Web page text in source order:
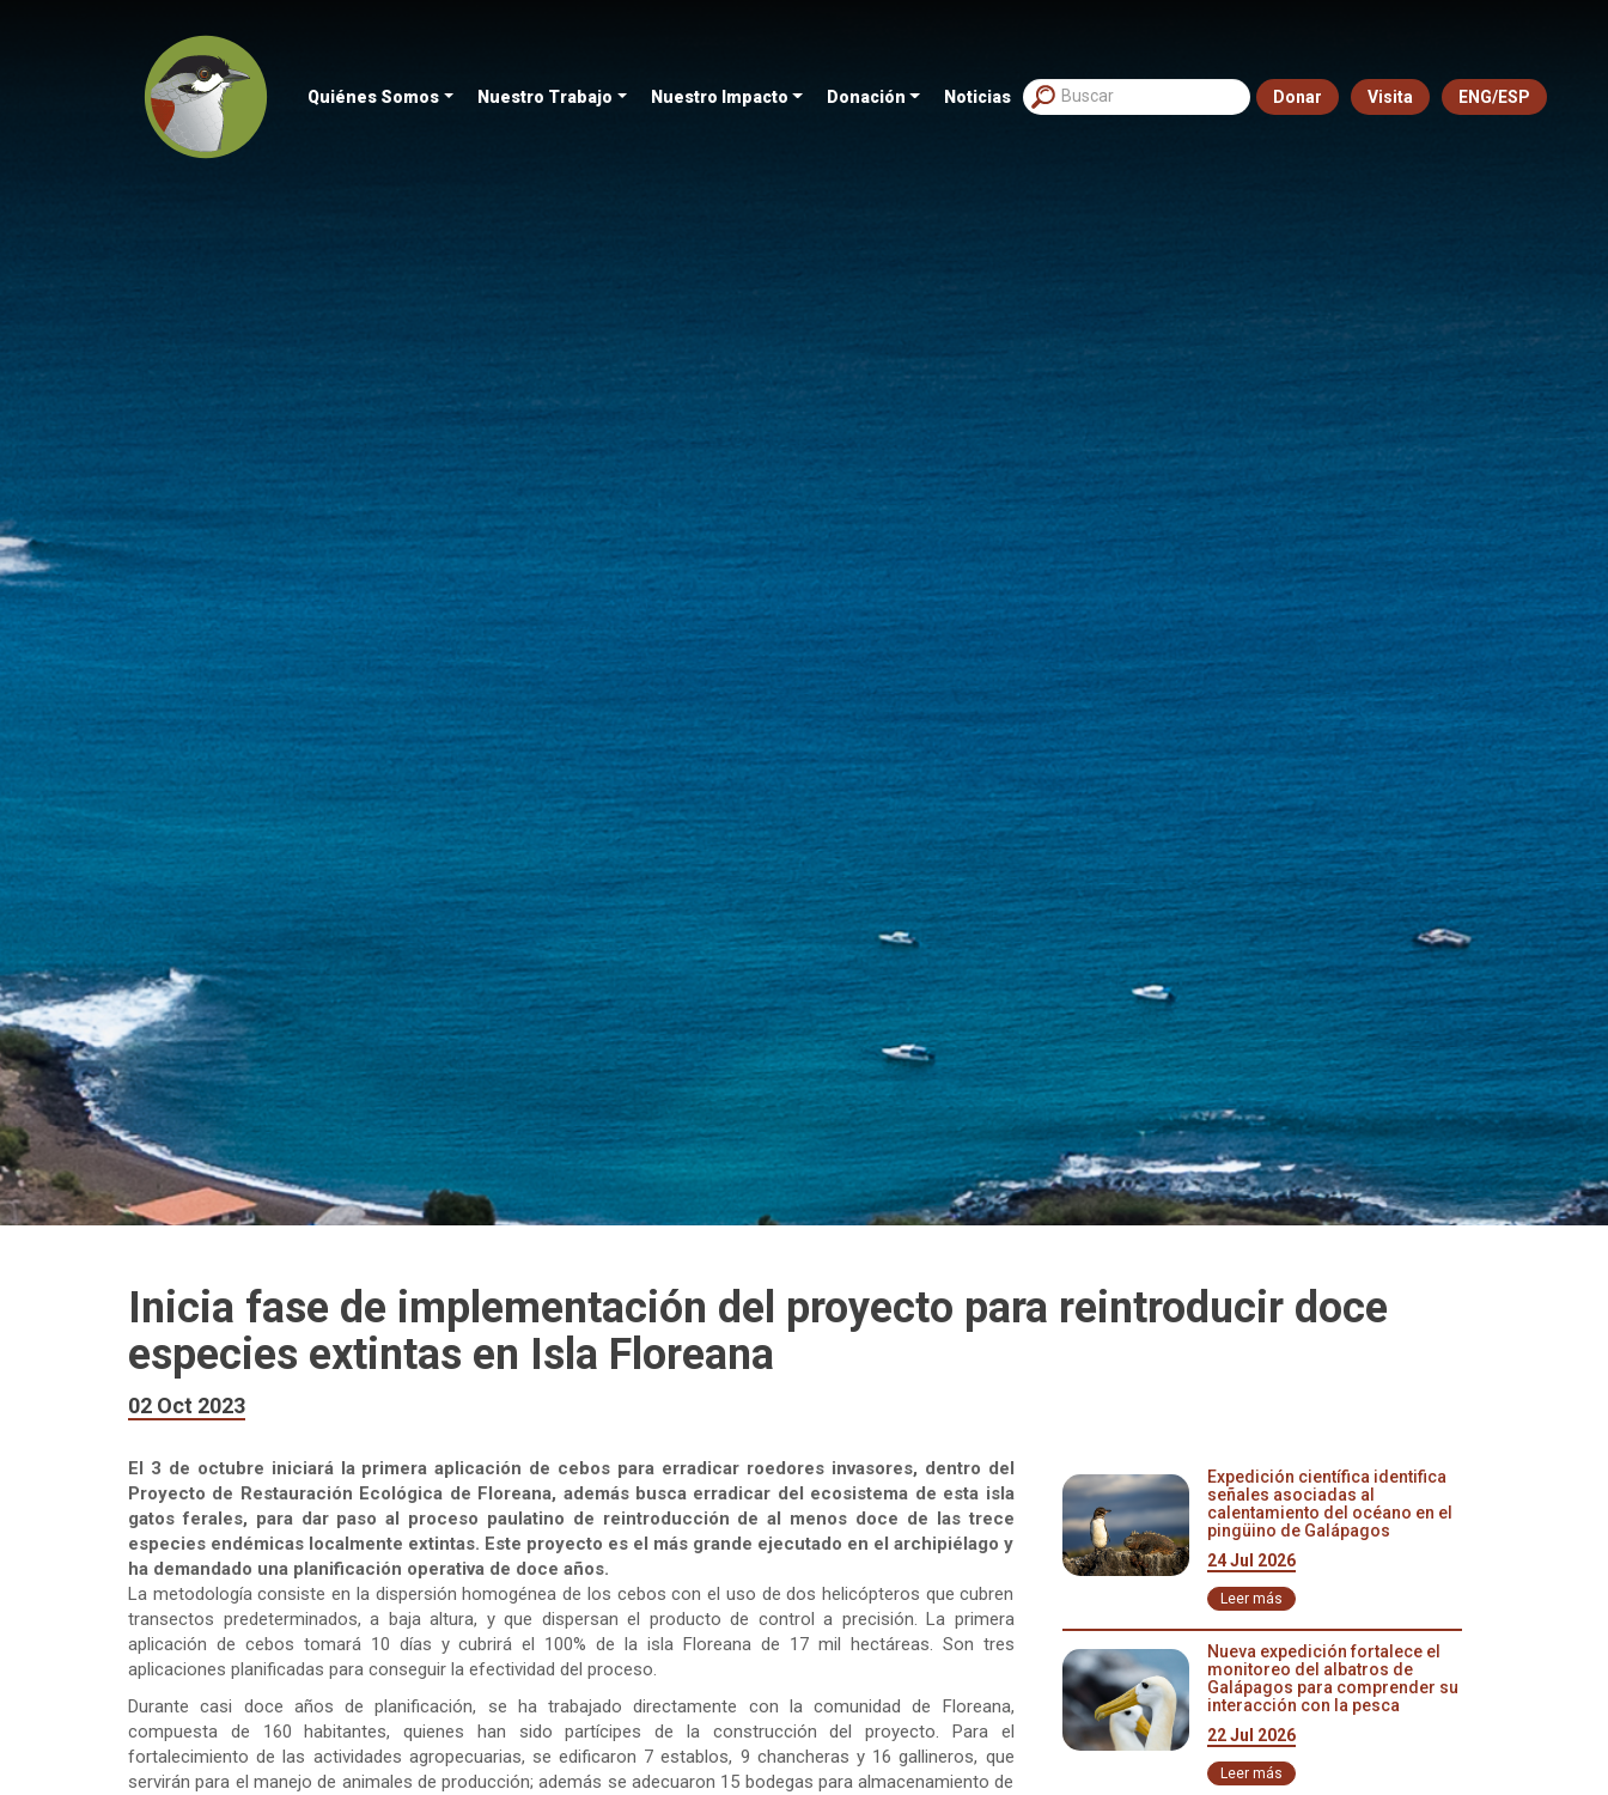
Quiénes Somos Nuestro Trabajo Nuestro Impacto Donación Noticias Donar Visita ENG/ESP
Inicia fase de implementación del proyecto para reintroducir doce
especies extintas en Isla Floreana
02 Oct 2023
Expedición científica identifica
señales asociadas al
calentamiento del océano en el
pingüino de Galápagos
24 Jul 2026
Leer más
Nueva expedición fortalece el
monitoreo del albatros de
Galápagos para comprender su
interacción con la pesca
22 Jul 2026
Leer más
El 3 de octubre iniciará la primera aplicación de cebos para erradicar roedores invasores, dentro del
Proyecto de Restauración Ecológica de Floreana, además busca erradicar del ecosistema de esta isla
gatos ferales, para dar paso al proceso paulatino de reintroducción de al menos doce de las trece
especies endémicas localmente extintas. Este proyecto es el más grande ejecutado en el archipiélago y
ha demandado una planificación operativa de doce años.
La metodología consiste en la dispersión homogénea de los cebos con el uso de dos helicópteros que cubren
transectos predeterminados, a baja altura, y que dispersan el producto de control a precisión. La primera
aplicación de cebos tomará 10 días y cubrirá el 100% de la isla Floreana de 17 mil hectáreas. Son tres
aplicaciones planificadas para conseguir la efectividad del proceso.
Durante casi doce años de planificación, se ha trabajado directamente con la comunidad de Floreana,
compuesta de 160 habitantes, quienes han sido partícipes de la construcción del proyecto. Para el
fortalecimiento de las actividades agropecuarias, se edificaron 7 establos, 9 chancheras y 16 gallineros, que
servirán para el manejo de animales de producción; además se adecuaron 15 bodegas para almacenamiento de